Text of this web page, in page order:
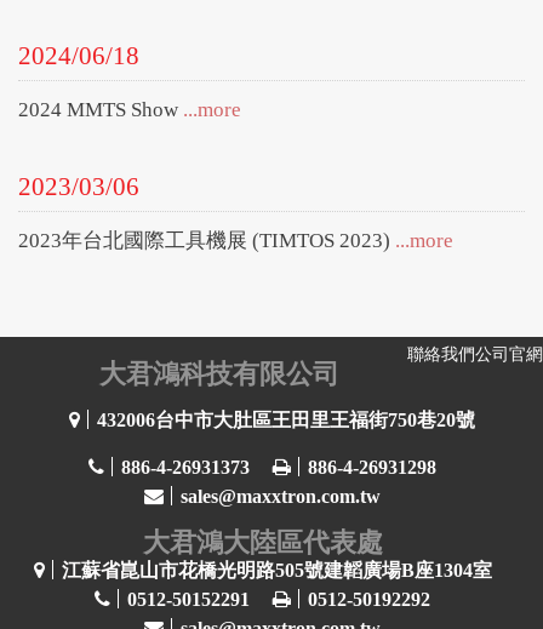
2024/06/18
2024 MMTS Show ...more
2023/03/06
2023年台北國際工具機展 (TIMTOS 2023) ...more
公司官網
聯絡我們
大君鴻科技有限公司
432006台中市大肚區王田里王福街750巷20號
886-4-26931373
886-4-26931298
sales@maxxtron.com.tw
大君鴻大陸區代表處
江蘇省崑山市花橋光明路505號建韜廣場B座1304室
0512-50152291
0512-50192292